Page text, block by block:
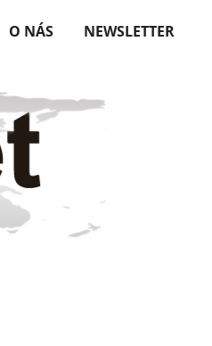
O NÁS NEWSLETTER